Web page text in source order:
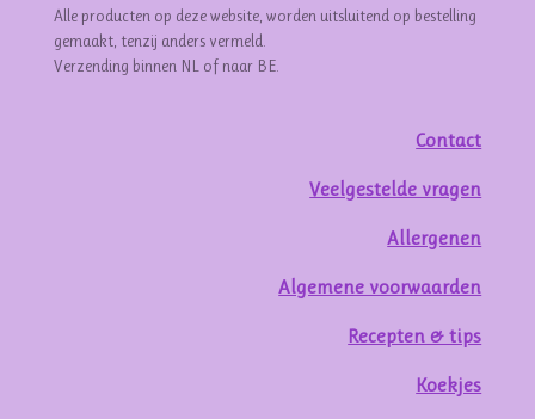
Alle producten op deze website, worden uitsluitend op bestelling
gemaakt, tenzij anders vermeld.
Verzending binnen NL of naar BE.
Contact
Veelgestelde vragen
Allergenen
Algemene voorwaarden
Recepten & tips
Koekjes